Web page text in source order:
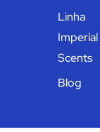
Linha
Imperial
Scents
Blog